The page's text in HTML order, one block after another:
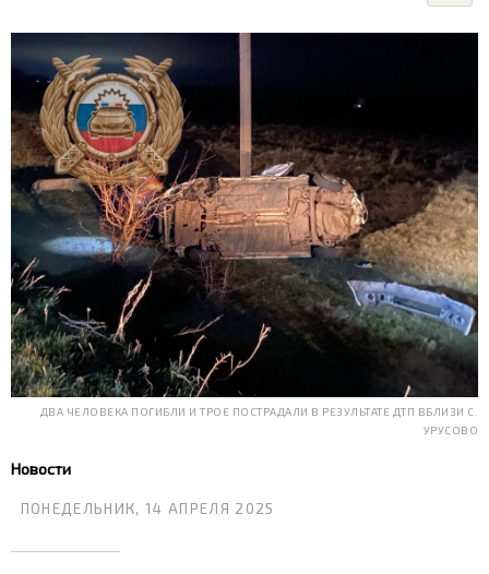
ДВА ЧЕЛОВЕКА ПОГИБЛИ И ТРОЕ ПОСТРАДАЛИ В РЕЗУЛЬТАТЕ ДТП ВБЛИЗИ С.
УРУСОВО
Новости
ПОНЕДЕЛЬНИК, 14 АПРЕЛЯ 2025